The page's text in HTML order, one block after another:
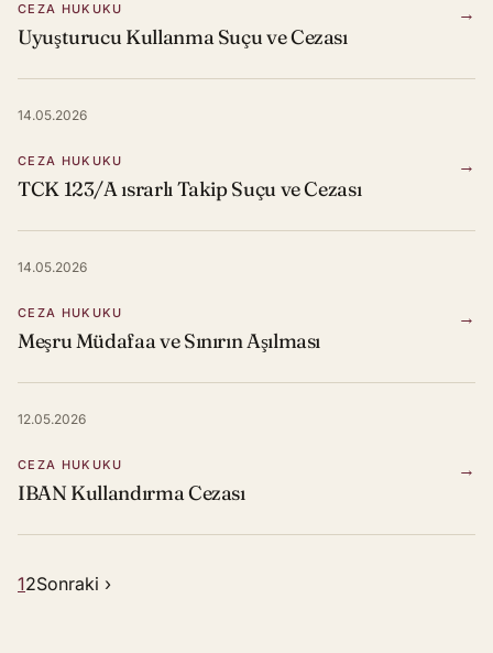
CEZA HUKUKU
Uyuşturucu Kullanma Suçu ve Cezası
→
14.05.2026
CEZA HUKUKU
TCK 123/A ısrarlı Takip Suçu ve Cezası
→
14.05.2026
CEZA HUKUKU
Meşru Müdafaa ve Sınırın Aşılması
→
12.05.2026
CEZA HUKUKU
IBAN Kullandırma Cezası
→
12Sonraki ›